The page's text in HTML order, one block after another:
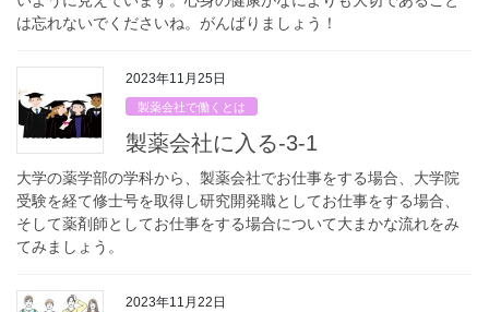
は忘れないでくださいね。がんばりましょう！
2023年11月25日
製薬会社で働くとは
製薬会社に入る-3-1
大学の薬学部の学科から、製薬会社でお仕事をする場合、大学院
受験を経て修士号を取得し研究開発職としてお仕事をする場合、
そして薬剤師としてお仕事をする場合について大まかな流れをみ
てみましょう。
2023年11月22日